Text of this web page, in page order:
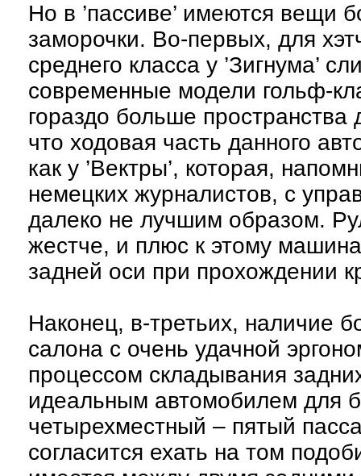
Но в ’пассиве’ имеются
заморочки. Во-первых, для
среднего класса у ’Зигнума’
современные модели гольф-
гораздо больше
что ходовая часть данного
как у ’Вектры’, которая,
немецких журналистов, с
далеко не лучшим образом.
жестче, и плюс к этому
задней оси при прохождении
Наконец, в-третьих, наличие
салона с очень удачной
процессом складывания
идеальным автомобилем для
четырехместный – пятый
согласится ехать на том